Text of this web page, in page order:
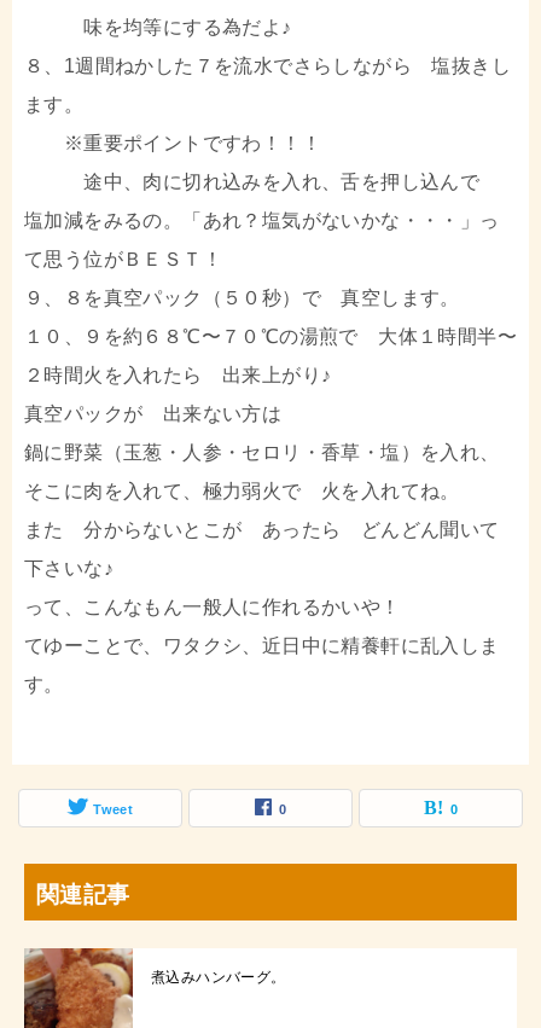
味を均等にする為だよ♪
８、1週間ねかした７を流水でさらしながら 塩抜きし
ます。
※重要ポイントですわ！！！
途中、肉に切れ込みを入れ、舌を押し込んで
塩加減をみるの。「あれ？塩気がないかな・・・」っ
て思う位がＢＥＳＴ！
９、８を真空パック（５０秒）で 真空します。
１０、９を約６８℃〜７０℃の湯煎で 大体１時間半〜
２時間火を入れたら 出来上がり♪
真空パックが 出来ない方は
鍋に野菜（玉葱・人参・セロリ・香草・塩）を入れ、
そこに肉を入れて、極力弱火で 火を入れてね。
また 分からないとこが あったら どんどん聞いて
下さいな♪
って、こんなもん一般人に作れるかいや！
てゆーことで、ワタクシ、近日中に精養軒に乱入しま
す。
Tweet 0 0
関連記事
煮込みハンバーグ。